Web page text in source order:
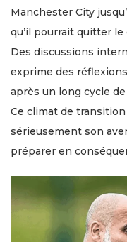
Manchester City
qu’il pourrait quitter
Des discussions
exprime des
après un long cycle de
Ce climat de
sérieusement son
préparer en